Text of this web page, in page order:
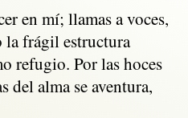
en mí; llamas a voces,
la frágil estructura
refugio. Por las hoces
del alma se aventura,